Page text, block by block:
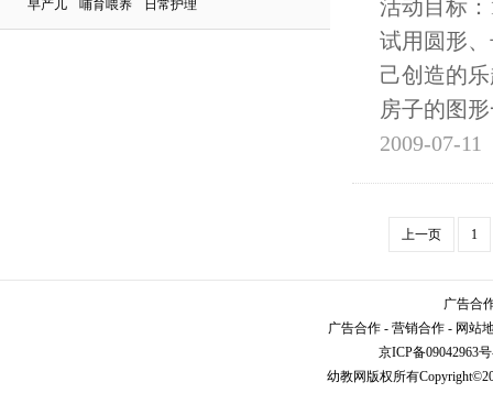
早产儿 哺育喂养 日常护理
活动目标
试用圆形
己创造的
房子的图
2009-07-11
上一页 1
广告合
广告合作 - 营销合作 - 网站
京ICP备09042963
幼教网版权所有